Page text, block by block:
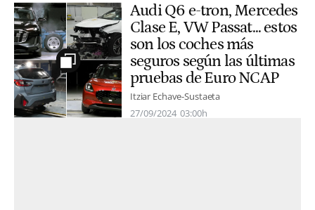
Audi Q6 e-tron, Mercedes
Clase E, VW Passat... estos
son los coches más
seguros según las últimas
pruebas de Euro NCAP
Itziar Echave-Sustaeta
27/09/2024 03:00h